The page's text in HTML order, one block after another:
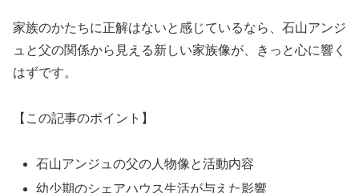
家族のかたちに正解はないと感じているなら、石山アンジ
ュと父の関係から見える新しい家族像が、きっと心に響く
はずです。
【この記事のポイント】
石山アンジュの父の人物像と活動内容
幼少期のシェアハウス生活が与えた影響